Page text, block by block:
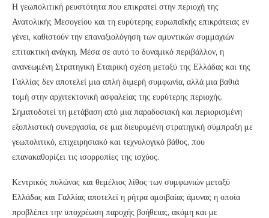
Η γεωπολιτική ρευστότητα που επικρατεί στην περιοχή της
Ανατολικής Μεσογείου και τη ευρύτερης ευρωπαϊκής επικράτειας εν
γένει, καθιστούν την επαναξιολόγηση των αμυντικών συμμαχιών
επιτακτική ανάγκη. Μέσα σε αυτό το δυναμικό περιβάλλον, η
ανανεωμένη Στρατηγική Εταιρική σχέση μεταξύ της Ελλάδας και της
Γαλλίας δεν αποτελεί μια απλή διμερή συμφωνία, αλλά μια βαθιά
τομή στην αρχιτεκτονική ασφαλείας της ευρύτερης περιοχής.
Σηματοδοτεί τη μετάβαση από μια παραδοσιακή και περιορισμένη
εξοπλιστική συνεργασία, σε μια διευρυμένη στρατηγική σύμπραξη με
γεωπολιτικό, επιχειρησιακό και τεχνολογικό βάθος, που
επανακαθορίζει τις ισορροπίες της ισχύος.
Κεντρικός πυλώνας και θεμέλιος λίθος των συμφωνιών μεταξύ
Ελλάδας και Γαλλίας αποτελεί η ρήτρα αμοιβαίας άμυνας η οποία
προβλέπει την υποχρέωση παροχής βοήθειας, ακόμη και με